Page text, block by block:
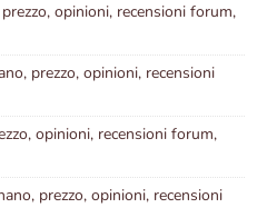
opinioni, recensioni forum,
prezzo, opinioni, recensioni
opinioni, recensioni forum,
prezzo, opinioni, recensioni